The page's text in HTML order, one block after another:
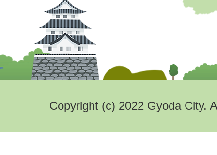
Copyright (c) 2022 Gyoda City.